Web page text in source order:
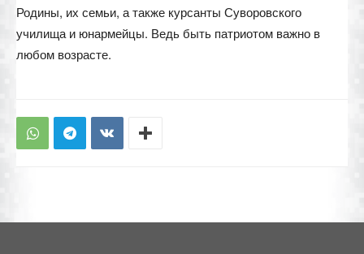
Родины, их семьи, а также курсанты Суворовского
училища и юнармейцы. Ведь быть патриотом важно в
любом возрасте.